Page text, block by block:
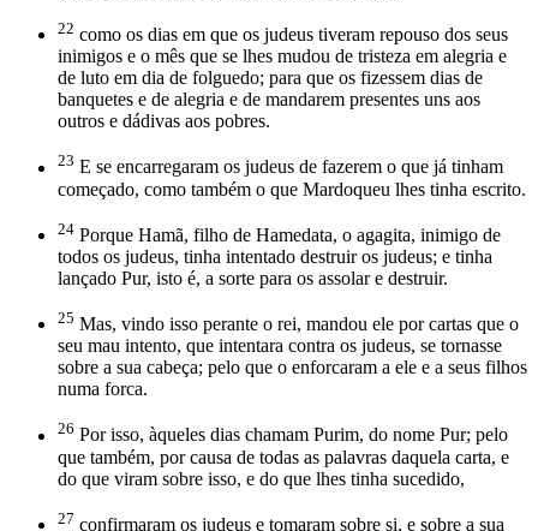
22 como os dias em que os judeus tiveram repouso dos seus
inimigos e o mês que se lhes mudou de tristeza em alegria e
de luto em dia de folguedo; para que os fizessem dias de
banquetes e de alegria e de mandarem presentes uns aos
outros e dádivas aos pobres.
23 E se encarregaram os judeus de fazerem o que já tinham
começado, como também o que Mardoqueu lhes tinha escrito.
24 Porque Hamã, filho de Hamedata, o agagita, inimigo de
todos os judeus, tinha intentado destruir os judeus; e tinha
lançado Pur, isto é, a sorte para os assolar e destruir.
25 Mas, vindo isso perante o rei, mandou ele por cartas que o
seu mau intento, que intentara contra os judeus, se tornasse
sobre a sua cabeça; pelo que o enforcaram a ele e a seus filhos
numa forca.
26 Por isso, àqueles dias chamam Purim, do nome Pur; pelo
que também, por causa de todas as palavras daquela carta, e
do que viram sobre isso, e do que lhes tinha sucedido,
27 confirmaram os judeus e tomaram sobre si, e sobre a sua